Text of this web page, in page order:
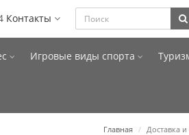
Контакты
Игровые виды спорта
Главная Доставка и